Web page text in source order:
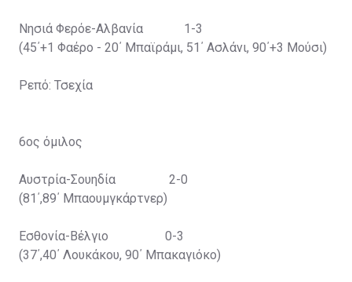
Νησιά Φερόε-Αλβανία 1-3
(45΄+1 Φαέρο - 20΄ Μπαϊράμι, 51΄ Ασλάνι, 90΄+3 Μούσι)
Ρεπό: Τσεχία
6ος όμιλος
Αυστρία-Σουηδία 2-0
(81΄,89΄ Μπαουμγκάρτνερ)
Εσθονία-Βέλγιο 0-3
(37΄,40΄ Λουκάκου, 90΄ Μπακαγιόκο)